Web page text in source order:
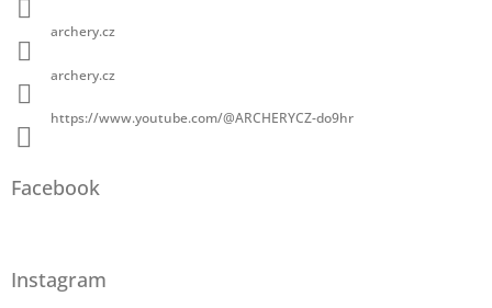
archery.cz
archery.cz
https://www.youtube.com/@ARCHERYCZ-do9hr
Facebook
Instagram